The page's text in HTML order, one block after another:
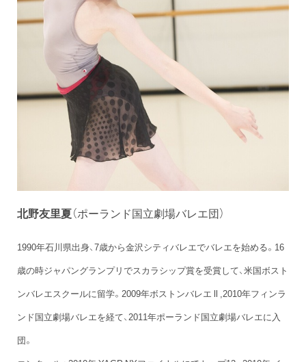
北野友里夏（ポーランド国立劇場バレエ団）
1990年石川県出身、7歳から金沢シティバレエでバレエを始める。16
歳の時ジャパングランプリでスカラシップ賞を受賞して、米国ボスト
ンバレエスクールに留学。2009年ボストンバレエ ll ,2010年フィンラ
ンド国立劇場バレエを経て、2011年ポーランド国立劇場バレエに入
団。